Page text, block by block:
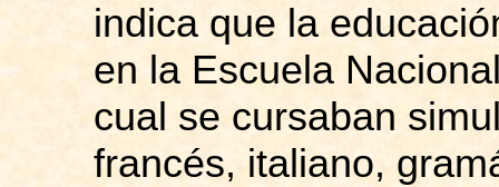
indica que la
en la Escuela
cual se cursaban
francés, italiano,